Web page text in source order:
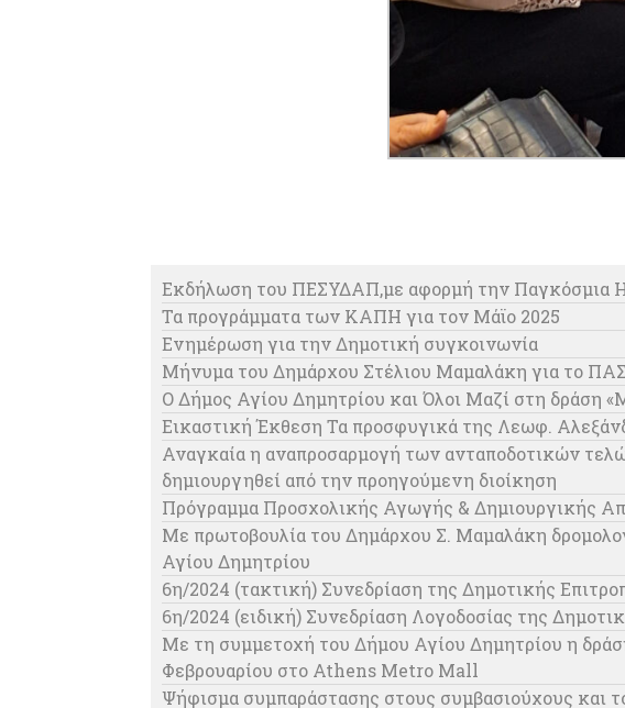
Eκδήλωση του ΠΕΣΥΔΑΠ,με αφορμή την Παγκόσμια
Τα προγράμματα των ΚΑΠΗ για τον Μάϊο 2025
Ενημέρωση για την Δημοτική συγκοινωνία
Μήνυμα του Δημάρχου Στέλιου Μαμαλάκη για το
Ο Δήμος Αγίου Δημητρίου και Όλοι Μαζί στη δράση
Εικαστική Έκθεση Τα προσφυγικά της Λεωφ.
Αναγκαία η αναπροσαρμογή των ανταποδοτικών
δημιουργηθεί από την προηγούμενη διοίκηση
Πρόγραμμα Προσχολικής Αγωγής & Δημιουργικής
Με πρωτοβουλία του Δημάρχου Σ. Μαμαλάκη
Αγίου Δημητρίου
6η/2024 (τακτική) Συνεδρίαση της Δημοτικής
6η/2024 (ειδική) Συνεδρίαση Λογοδοσίας της
Με τη συμμετοχή του Δήμου Αγίου Δημητρίου η
Φεβρουαρίου στο Athens Metro Mall
Ψήφισμα συμπαράστασης στους συμβασιούχους και